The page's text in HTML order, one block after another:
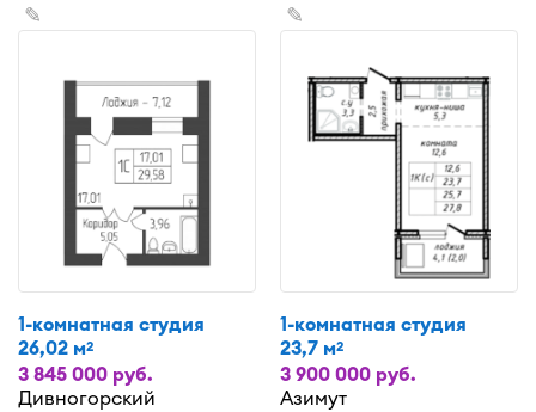
✎
1-комнатная студия
26,02 м2
3 845 000 руб.
Дивногорский
✎
1-комнатная студия
23,7 м2
3 900 000 руб.
Азимут